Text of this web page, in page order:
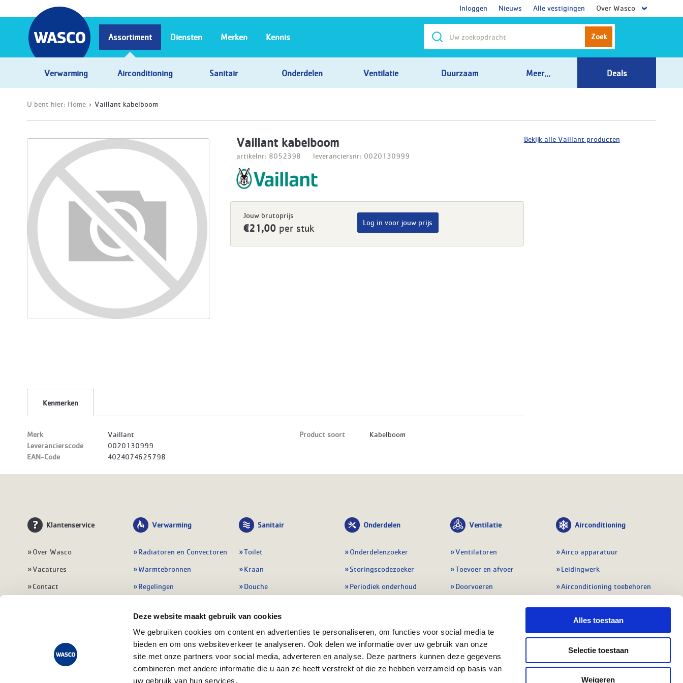
Deze website maakt gebruik van cookies
We gebruiken cookies om content en advertenties te personaliseren, om functies voor social media te
bieden en om ons websiteverkeer te analyseren. Ook delen we informatie over uw gebruik van onze
site met onze partners voor social media, adverteren en analyse. Deze partners kunnen deze gegevens
combineren met andere informatie die u aan ze heeft verstrekt of die ze hebben verzameld op basis van
uw gebruik van hun services.
Alles toestaan
Selectie toestaan
Weigeren
Inloggen Nieuws Alle vestigingen Over Wasco
Zoek
Assortiment
Verwarming Airconditioning Sanitair Onderdelen Ventilatie Duurzaam Meer... Deals
Diensten Merken Kennis
U bent hier: Home Vaillant kabelboom
Vaillant kabelboom
artikelnr: 8052398 leveranciersnr: 0020130999
Jouw brutoprijs
€21,00 per stuk
Log in voor jouw prijs
Kenmerken
Merk
Vaillant
Leverancierscode
0020130999
EAN-Code
4024074625798
Product soort Kabelboom
Bekijk alle Vaillant producten
Klantenservice
Over Wasco
Vacatures
Contact
Veelgestelde vragen
Verwarming
Radiatoren en Convectoren
Warmtebronnen
Regelingen
Leidingwerk
Warmwatertoestellen
Alle verwarming
Sanitair
Toilet
Kraan
Douche
Badmeubel
Afvoeren
Alle sanitair
Onderdelen
Onderdelenzoeker
Storingscodezoeker
Periodiek onderhoud
Preventie & detectie
Alle onderdelen
Ventilatie
Ventilatoren
Toevoer en afvoer
Doorvoeren
Regelingen
Alle ventilatie
Airconditioning
Airco apparatuur
Leidingwerk
Airconditioning toebehoren
Service en onderhoud
Regelapparatuur
Alle koeling